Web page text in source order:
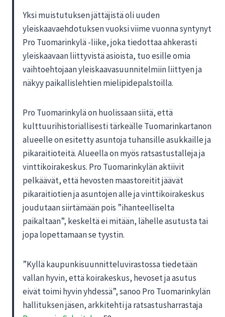
Yksi muistutuksen jättäjistä oli uuden
yleiskaavaehdotuksen vuoksi viime vuonna syntynyt
Pro Tuomarinkylä -liike, joka tiedottaa ahkerasti
yleiskaavaan liittyvistä asioista, tuo esille omia
vaihtoehtojaan yleiskaavasuunnitelmiin liittyen ja
näkyy paikallislehtien mielipidepalstoilla.
Pro Tuomarinkylä on huolissaan siitä, että
kulttuurihistoriallisesti tärkeälle Tuomarinkartanon
alueelle on esitetty asuntoja tuhansille asukkaille ja
pikaraitioteitä. Alueella on myös ratsastustalleja ja
vinttikoirakeskus. Pro Tuomarinkylän aktiivit
pelkäävät, että hevosten maastoreitit jäävät
pikaraitiotien ja asuntojen alle ja vinttikoirakeskus
joudutaan siirtämään pois ”ihanteelliselta
paikaltaan”, keskeltä ei mitään, lähelle asutusta tai
jopa lopettamaan se tyystin.
”Kyllä kaupunkisuunnitteluvirastossa tiedetään
vallan hyvin, että koirakeskus, hevoset ja asutus
eivät toimi hyvin yhdessä”, sanoo Pro Tuomarinkylän
hallituksen jäsen, arkkitehti ja ratsastusharrastaja